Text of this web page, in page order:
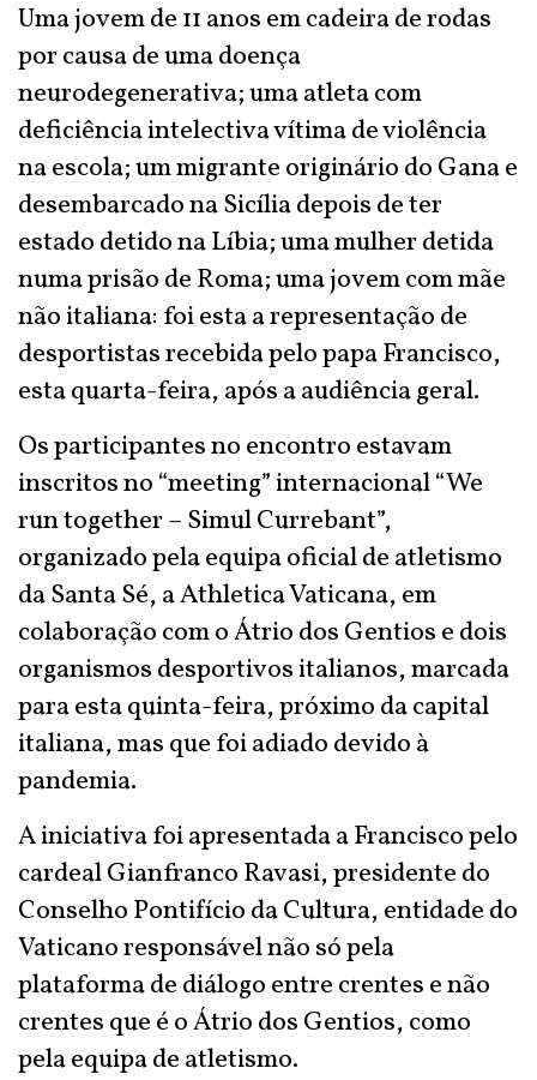
Uma jovem de 11 anos em cadeira de rodas
por causa de uma doença
neurodegenerativa; uma atleta com
deficiência intelectiva vítima de violência
na escola; um migrante originário do Gana e
desembarcado na Sicília depois de ter
estado detido na Líbia; uma mulher detida
numa prisão de Roma; uma jovem com mãe
não italiana: foi esta a representação de
desportistas recebida pelo papa Francisco,
esta quarta-feira, após a audiência geral.
Os participantes no encontro estavam
inscritos no “meeting” internacional “We
run together – Simul Currebant”,
organizado pela equipa oficial de atletismo
da Santa Sé, a Athletica Vaticana, em
colaboração com o Átrio dos Gentios e dois
organismos desportivos italianos, marcada
para esta quinta-feira, próximo da capital
italiana, mas que foi adiado devido à
pandemia.
A iniciativa foi apresentada a Francisco pelo
cardeal Gianfranco Ravasi, presidente do
Conselho Pontifício da Cultura, entidade do
Vaticano responsável não só pela
plataforma de diálogo entre crentes e não
crentes que é o Átrio dos Gentios, como
pela equipa de atletismo.